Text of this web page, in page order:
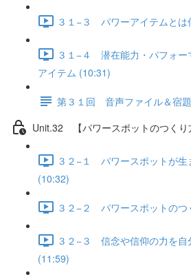
３１−３ パワーアイテムとは
３１−４ 潜在能力・パフォー
アイテム (10:31)
第３１回 音声ファイル＆宿
Unit.32 【パワースポットのつくり
３２−１ パワースポットが生
(10:32)
３２−２ パワースポットのつ
３２−３ 信念や信仰の力を自
(11:59)